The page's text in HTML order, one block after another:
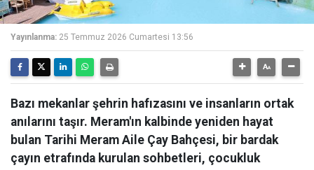
Yayınlanma: 25 Temmuz 2026 Cumartesi 13:56
Bazı mekanlar şehrin hafızasını ve insanların ortak
anılarını taşır. Meram'ın kalbinde yeniden hayat
bulan Tarihi Meram Aile Çay Bahçesi, bir bardak
çayın etrafında kurulan sohbetleri, çocukluk